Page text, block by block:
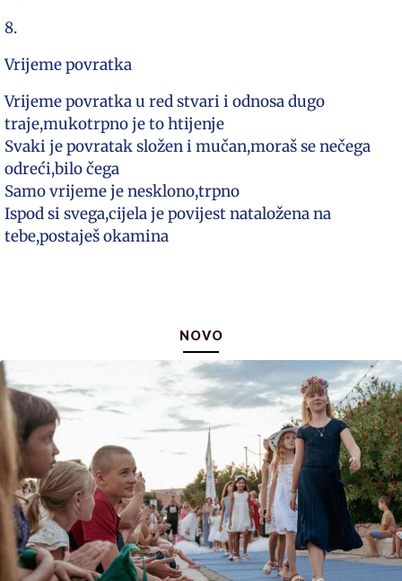
8.
Vrijeme povratka
Vrijeme povratka u red stvari i odnosa dugo
traje,mukotrpno je to htijenje
Svaki je povratak složen i mučan,moraš se nečega
odreći,bilo čega
Samo vrijeme je nesklono,trpno
Ispod si svega,cijela je povijest nataložena na
tebe,postaješ okamina
NOVO